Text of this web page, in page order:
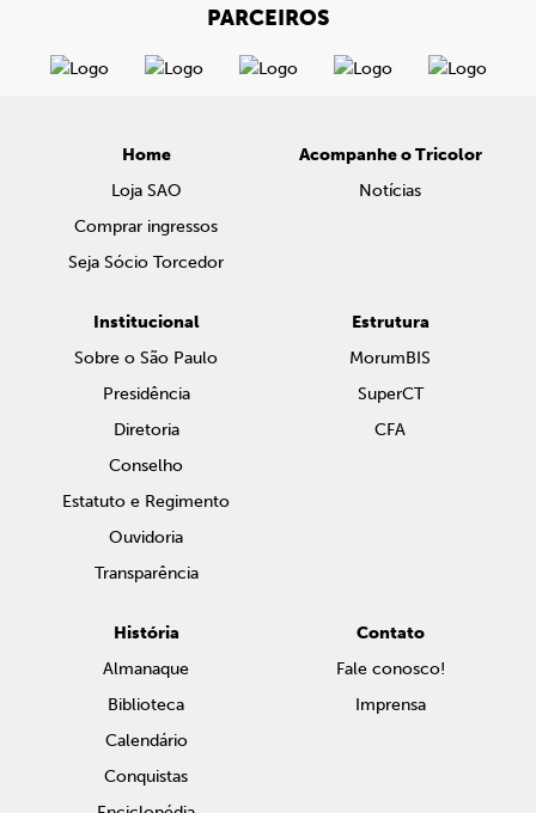
PARCEIROS
Home
Loja SAO
Comprar ingressos
Seja Sócio Torcedor
Acompanhe o Tricolor
Notícias
Institucional
Sobre o São Paulo
Presidência
Diretoria
Conselho
Estatuto e Regimento
Ouvidoria
Transparência
Estrutura
MorumBIS
SuperCT
CFA
História
Almanaque
Biblioteca
Calendário
Conquistas
Contato
Fale conosco!
Imprensa